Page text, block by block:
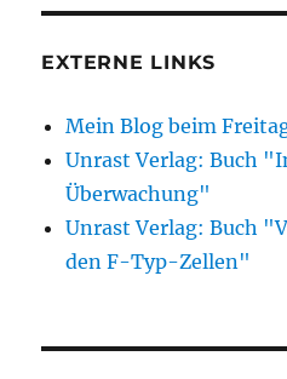
EXTERNE LINKS
Mein Blog beim
Unrast Verlag: Buch
Überwachung"
Unrast Verlag: Buch
den F-Typ-Zellen"